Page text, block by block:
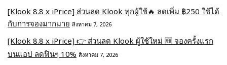
[Klook 8.8 x iPrice] ส่วนลด Klook ทุกผู้ใช้🔥 ลดเพิ่ม ฿250 ใช้ได้
กับการจองมากมาย สิงหาคม 7, 2026
[Klook 8.8 x iPrice] 👉 ส่วนลด Klook ผู้ใช้ใหม่ 🆕 จองครั้งแรก
บนแอป ลดฟินๆ 10% สิงหาคม 7, 2026